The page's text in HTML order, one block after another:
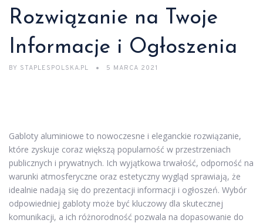
Rozwiązanie na Twoje
Informacje i Ogłoszenia
BY STAPLESPOLSKA.PL 5 MARCA 2021
Gabloty aluminiowe to nowoczesne i eleganckie rozwiązanie,
które zyskuje coraz większą popularność w przestrzeniach
publicznych i prywatnych. Ich wyjątkowa trwałość, odporność na
warunki atmosferyczne oraz estetyczny wygląd sprawiają, że
idealnie nadają się do prezentacji informacji i ogłoszeń. Wybór
odpowiedniej gabloty może być kluczowy dla skutecznej
komunikacji, a ich różnorodność pozwala na dopasowanie do